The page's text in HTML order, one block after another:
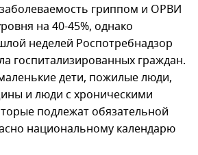
гриппом и ОРВИ
на 40-45%, однако
неделей Роспотребнадзор
госпитализированных граждан.
дети, пожилые люди,
и люди с хроническими
подлежат обязательной
национальному календарю